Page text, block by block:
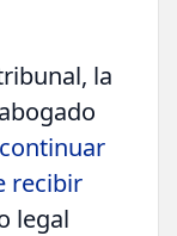
la
continuar
recibir
legal